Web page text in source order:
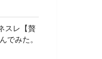
スレ【贅
でみた。